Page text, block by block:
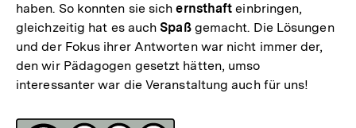
haben. So konnten sie sichernsthaft einbringen,
gleichzeitig hat es auchSpaßgemacht. Die Lösungen
und der Fokus ihrer Antworten war nicht immer der,
den wir Pädagogen gesetzt hätten, umso
interessanter war die Veranstaltung auch für uns!